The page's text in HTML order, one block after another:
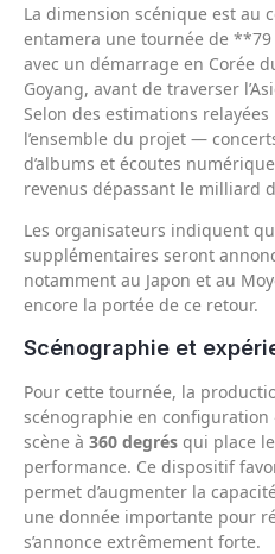
La dimension scénique est au
entamera une tournée de
avec un démarrage en Corée
Goyang, avant de traverser
Selon des estimations
l’ensemble du projet —
d’albums et écoutes
revenus dépassant le milliard
Les organisateurs indiquent
supplémentaires seront
notamment au Japon et au
encore la portée de ce retour.
Scénographie et
Pour cette tournée, la
scénographie en configuration
scène à 360 degrés qui place
performance. Ce dispositif
permet d’augmenter la
une donnée importante pour
s’annonce extrêmement forte.